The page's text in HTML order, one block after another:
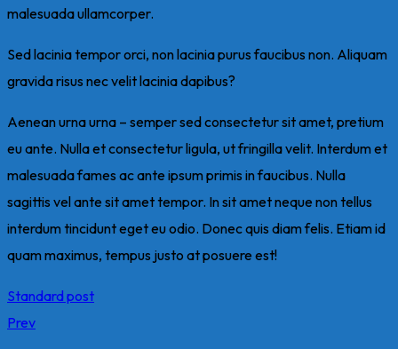
malesuada ullamcorper.
Sed lacinia tempor orci, non lacinia purus faucibus non. Aliquam
gravida risus nec velit lacinia dapibus?
Aenean urna urna – semper sed consectetur sit amet, pretium
eu ante. Nulla et consectetur ligula, ut fringilla velit. Interdum et
malesuada fames ac ante ipsum primis in faucibus. Nulla
sagittis vel ante sit amet tempor. In sit amet neque non tellus
interdum tincidunt eget eu odio. Donec quis diam felis. Etiam id
quam maximus, tempus justo at posuere est!
Standard post
Prev